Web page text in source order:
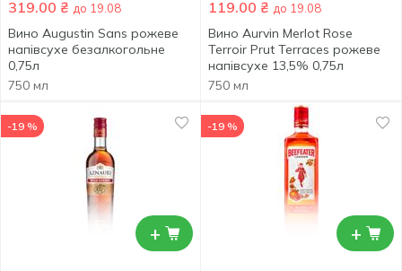
319.00 ₴ до 19.08
Вино Augustin Sans рожеве
напівсухе безалкогольне
0,75л
750 мл
119.00 ₴ до 19.08
Вино Aurvin Merlot Rose
Terroir Prut Terraces рожеве
напівсухе 13,5% 0,75л
750 мл
+
-19 %
+
-19 %